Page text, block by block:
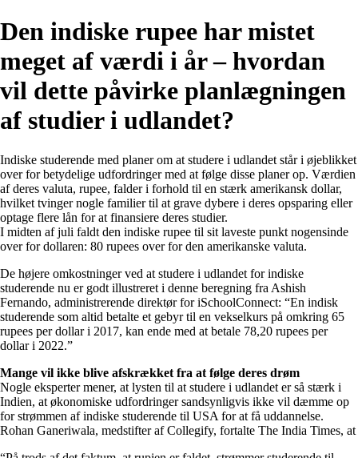
Den indiske rupee har mistet
meget af værdi i år – hvordan
vil dette påvirke planlægningen
af studier i udlandet?
Indiske studerende med planer om at studere i udlandet står i øjeblikket
over for betydelige udfordringer med at følge disse planer op. Værdien
af deres valuta, rupee, falder i forhold til en stærk amerikansk dollar,
hvilket tvinger nogle familier til at grave dybere i deres opsparing eller
optage flere lån for at finansiere deres studier.
I midten af juli faldt den indiske rupee til sit laveste punkt nogensinde
over for dollaren: 80 rupees over for den amerikanske valuta.
De højere omkostninger ved at studere i udlandet for indiske
studerende nu er godt illustreret i denne beregning fra Ashish
Fernando, administrerende direktør for iSchoolConnect: “En indisk
studerende som altid betalte et gebyr til en vekselkurs på omkring 65
rupees per dollar i 2017, kan ende med at betale 78,20 rupees per
dollar i 2022.”
Mange vil ikke blive afskrækket fra at følge deres drøm
Nogle eksperter mener, at lysten til at studere i udlandet er så stærk i
Indien, at økonomiske udfordringer sandsynligvis ikke vil dæmme op
for strømmen af indiske studerende til USA for at få uddannelse.
Rohan Ganeriwala, medstifter af Collegify, fortalte The India Times, at